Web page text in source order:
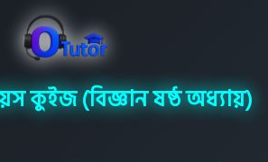
কুইজ (বিজ্ঞান ষষ্ঠ অধ্যায়)